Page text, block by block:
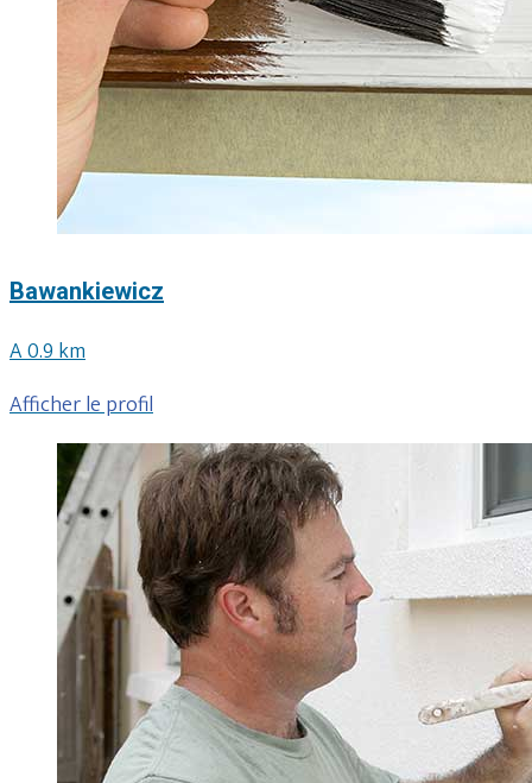
Bawankiewicz
A 0.9 km
Afficher le profil